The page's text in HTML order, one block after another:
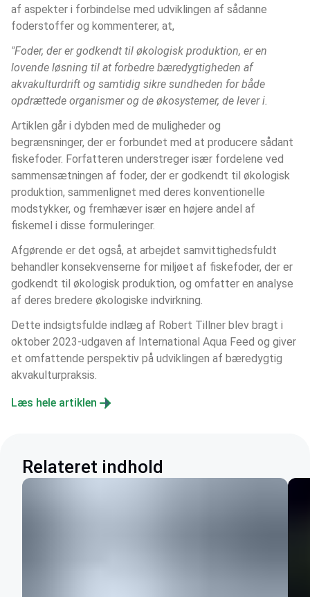
af aspekter i forbindelse med udviklingen af sådanne
foderstoffer og kommenterer, at,
"Foder, der er godkendt til økologisk produktion, er en
lovende løsning til at forbedre bæredygtigheden af
akvakulturdrift og samtidig sikre sundheden for både
opdrættede organismer og de økosystemer, de lever i.
Artiklen går i dybden med de muligheder og
begrænsninger, der er forbundet med at producere sådant
fiskefoder. Forfatteren understreger især fordelene ved
sammensætningen af foder, der er godkendt til økologisk
produktion, sammenlignet med deres konventionelle
modstykker, og fremhæver især en højere andel af
fiskemel i disse formuleringer.
Afgørende er det også, at arbejdet samvittighedsfuldt
behandler konsekvenserne for miljøet af fiskefoder, der er
godkendt til økologisk produktion, og omfatter en analyse
af deres bredere økologiske indvirkning.
Dette indsigtsfulde indlæg af Robert Tillner blev bragt i
oktober 2023-udgaven af International Aqua Feed og giver
et omfattende perspektiv på udviklingen af bæredygtig
akvakulturpraksis.
Læs hele artiklen
Relateret indhold